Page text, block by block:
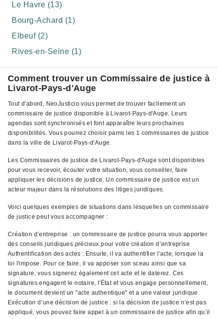
Le Havre (13)
Bourg-Achard (1)
Elbeuf (2)
Rives-en-Seine (1)
Comment trouver un Commissaire de justice à
Livarot-Pays-d'Auge
Tout d'abord, NeoJusticio vous permet de trouver facilement un
commissaire de justice disponible à Livarot-Pays-d'Auge. Leurs
agendas sont synchronisés et font apparaître leurs prochaines
disponibilités. Vous pourrez choisir parmi les 1 commissaires de justice
dans la ville de Livarot-Pays-d'Auge.
Les Commissaires de justice de Livarot-Pays-d'Auge sont disponibles
pour vous recevoir, écouter votre situation, vous conseiller, faire
appliquer les décisions de justice. Un commissaire de justice est un
acteur majeur dans la résolutions des litiges juridiques.
Voici quelques exemples de situations dans lesquelles un commissaire
de justice peut vous accompagner :
Création d’entreprise : un commissaire de justice pourra vous apporter
des conseils juridiques précieux pour votre création d’entreprise
Authentification des actes : Ensuite, il va authentifier l'acte, lorsque la
loi l'impose. Pour ce faire, il va apposer son sceau ainsi que sa
signature, vous signerez également cet acte et le daterez. Ces
signatures engagent le notaire, l'État et vous engage personnellement,
le document devient un "acte authentique" et a une valeur juridique.
Exécution d’une décision de justice : si la décision de justice n’est pas
appliqué, vous pouvez faire appel à un commissaire de justice afin qu’il